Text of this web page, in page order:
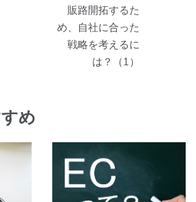
販路開拓するた
め、自社に合った
戦略を考えるに
は？（1）
め